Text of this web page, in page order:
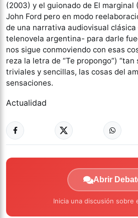
(2003) y el guionado de El marginal
John Ford pero en modo
de una narrativa audiovisual
telenovela argentina- para darle
nos sigue conmoviendo con esas
reza la letra de “Te propongo”)
triviales y sencillas, las cosas del
sensaciones.
Actualidad
Abrir
Inicia una discusión sobre